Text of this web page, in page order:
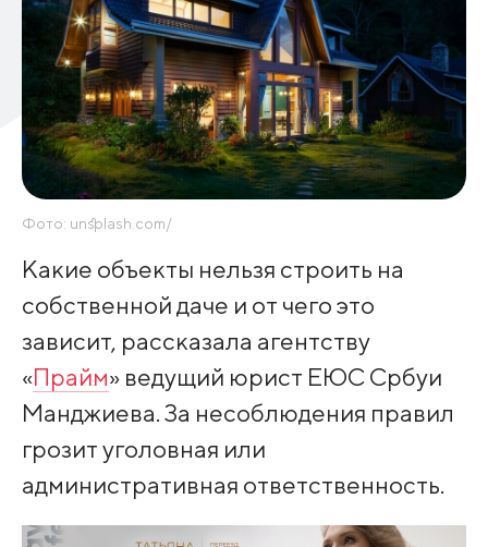
Фото: unsplash.com/
Какие объекты нельзя строить на
собственной даче и от чего это
зависит, рассказала агентству
«Прайм» ведущий юрист ЕЮС Србуи
Манджиева. За несоблюдения правил
грозит уголовная или
административная ответственность.